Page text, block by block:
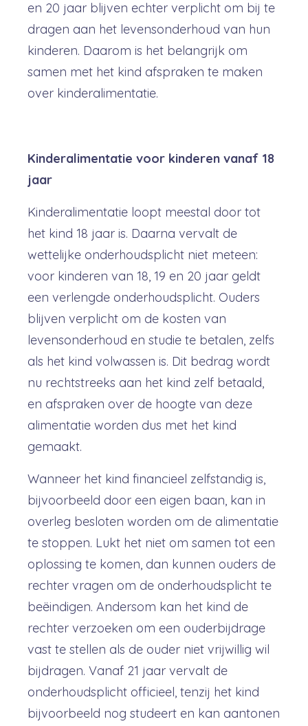
en 20 jaar blijven echter verplicht om bij te
dragen aan het levensonderhoud van hun
kinderen. Daarom is het belangrijk om
samen met het kind afspraken te maken
over kinderalimentatie.
Kinderalimentatie voor kinderen vanaf 18
jaar
Kinderalimentatie loopt meestal door tot
het kind 18 jaar is. Daarna vervalt de
wettelijke onderhoudsplicht niet meteen:
voor kinderen van 18, 19 en 20 jaar geldt
een verlengde onderhoudsplicht. Ouders
blijven verplicht om de kosten van
levensonderhoud en studie te betalen, zelfs
als het kind volwassen is. Dit bedrag wordt
nu rechtstreeks aan het kind zelf betaald,
en afspraken over de hoogte van deze
alimentatie worden dus met het kind
gemaakt.
Wanneer het kind financieel zelfstandig is,
bijvoorbeeld door een eigen baan, kan in
overleg besloten worden om de alimentatie
te stoppen. Lukt het niet om samen tot een
oplossing te komen, dan kunnen ouders de
rechter vragen om de onderhoudsplicht te
beëindigen. Andersom kan het kind de
rechter verzoeken om een ouderbijdrage
vast te stellen als de ouder niet vrijwillig wil
bijdragen. Vanaf 21 jaar vervalt de
onderhoudsplicht officieel, tenzij het kind
bijvoorbeeld nog studeert en kan aantonen